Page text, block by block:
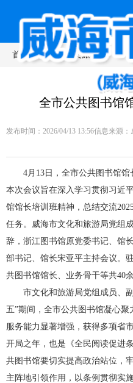
首页>新闻动态> 文旅动态
全市公共图书馆
发布时间：2026/04/13 13:56信息来源：
4月13日，全市公共图书馆馆
本次会议旨在深入学习贯彻习近
馆馆长培训班精神，总结交流
任务。威海市文化和旅游局党组
辞，浙江图书馆原党委书记、馆
部书记、馆长宋亚平主持会议。
共图书馆馆长、业务骨干等共40
市文化和旅游局党组成员、
五”期间，全市公共图书馆凝心聚
服务能力显著增强，获得多项省
开局之年，也是《全民阅读促进
共图书馆要切实提高政治站位，
主阵地引领作用，以条例贯彻实